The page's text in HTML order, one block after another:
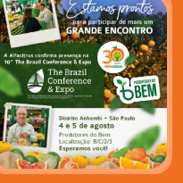
A Alfacitrus estará presente
mais uma vez na...
28 1